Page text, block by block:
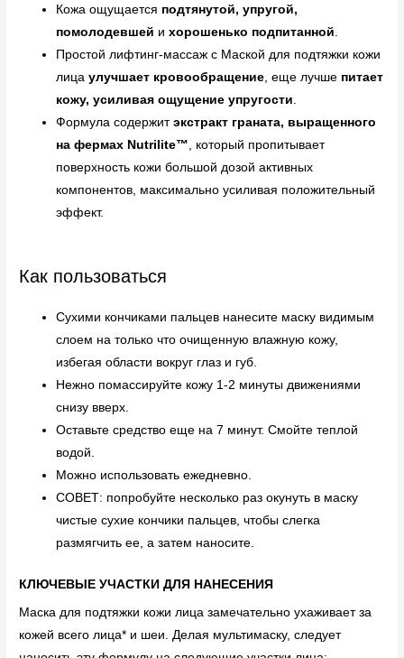
Кожа ощущается подтянутой, упругой,
помолодевшей ихорошенько подпитанной
Простой лифтинг-массаж с Маской для подтяжки кожи
лицаулучшает кровообращение , еще лучше питает
кожу, усиливая ощущение упругости
Формула содержитэкстракт граната, выращенного
на фермах Nutrilite™ , который пропитывает
поверхность кожи большой дозой активных
компонентов, максимально усиливая положительный
эффект.
Как пользоваться
Сухими кончиками пальцев нанесите маску видимым
слоем на только что очищенную влажную кожу,
избегая области вокруг глаз и губ.
Нежно помассируйте кожу 1-2 минуты движениями
снизу вверх.
Оставьте средство еще на 7 минут. Смойте теплой
водой.
Можно использовать ежедневно.
СОВЕТ: попробуйте несколько раз окунуть в маску
чистые сухие кончики пальцев, чтобы слегка
размягчить ее, а затем наносите.
КЛЮЧЕВЫЕ УЧАСТКИ ДЛЯ НАНЕСЕНИЯ
Маска для подтяжки кожи лица замечательно ухаживает за
кожей всего лица* и шеи. Делая мультимаску, следует